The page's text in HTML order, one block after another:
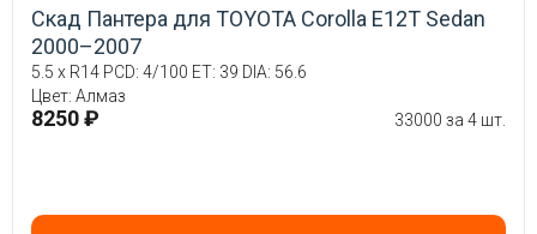
Скад Пантера для TOYOTA Corolla E12T Sedan
2000–2007
5.5 x R14 PCD: 4/100 ET: 39 DIA: 56.6
Цвет: Алмаз
8250 ₽ 33000 за 4 шт.